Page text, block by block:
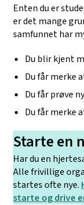
Enten du er
er det mange
samfunnet har
Du blir kjent
Du får merke
Du får prøve
Du får merke
Starte en
Har du en
Alle frivillige
startes ofte nye.
starte og drive